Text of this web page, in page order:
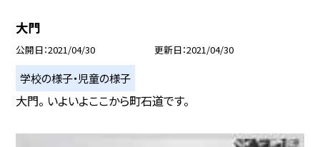
大門
公開日 2021/04/30 更新日 2021/04/30
学校の様子・児童の様子
大門。 いよいよここから町石道です。